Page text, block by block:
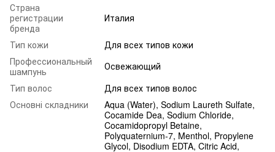
Страна
регистрации
бренда
Италия
Тип кожи
Для всех типов кожи
Профессиональный
шампунь
Освежающий
Тип волос
Для всех типов волос
Основні складники
Aqua (Water), Sodium Laureth Sulfate,
Cocamide Dea, Sodium Chloride,
Cocamidopropyl Betaine,
Polyquaternium-7, Menthol, Propylene
Glycol, Disodium EDTA, Citric Acid,